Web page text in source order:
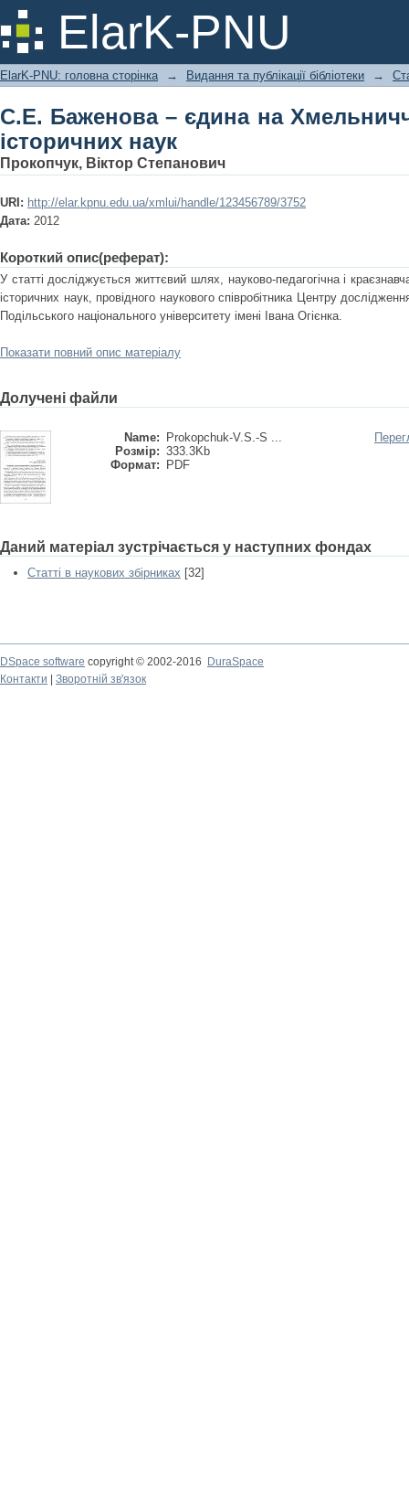
ElarK-PNU
С.Е. Баженова – єдина на
ElarK-PNU: головна сторінка → Видання та публікації бібліотеки →
С.Е. Баженова – єдина на
історичних наук
Прокопчук, Віктор Степанович
URI: http://elar.kpnu.edu.ua/xmlui/handle/123456789/3752
Дата: 2012
Короткий опис(реферат):
У статті досліджується життєвий шлях, науково-педагогічна і
історичних наук, провідного наукового співробітника Центру
Подільського національного університету імені Івана Огієнка.
Показати повний опис матеріалу
Долучені файли
Name:
Prokopchuk-V.S.-S ...
Розмір: 333.3Kb
Формат:
PDF
Даний матеріал зустрічається у наступних фондах
Статті в наукових збірниках [32]
DSpace software copyright © 2002-2016
DuraSpace
Контакти
Зворотній зв'язок